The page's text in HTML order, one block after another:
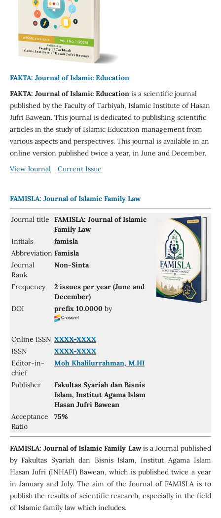
FAKTA: Journal of Islamic Education
FAKTA: Journal of Islamic Education is a scientific journal
published by the Faculty of Tarbiyah, Islamic Institute of Hasan
Jufri Bawean. This journal is dedicated to publishing scientific
articles in the study of Islamic Education management from
various aspects and perspectives. This journal is available in an
online version published twice a year, in June and December.
View Journal
Current Issue
FAMISLA: Journal of Islamic Family Law
Journal title
FAMISLA: Journal of Islamic
Family Law
Initials
famisla
Abbreviation Famisla
Journal
Rank
Non-Sinta
Frequency
2 issues per year (June and
December)
DOI
prefix 10.0000 by
Online ISSN XXXX-XXXX
ISSN
XXXX-XXXX
Editor-in-
chief
Moh Khalilurrahman, M.HI
Publisher
Fakultas Syariah dan Bisnis
Islam, Institut Agama Islam
Hasan Jufri Bawean
Acceptance
Ratio
75%
FAMISLA: Journal of Islamic Family Lawis a Journal published
by Fakultas Syariah dan Bisnis Islam, Institut Agama Islam
Hasan Jufri (INHAFI) Bawean, which is published twice a year
in January and July. The aim of the Journal of FAMISLA is to
publish the results of scientific research, especially in the field
of Islamic family law which includes.